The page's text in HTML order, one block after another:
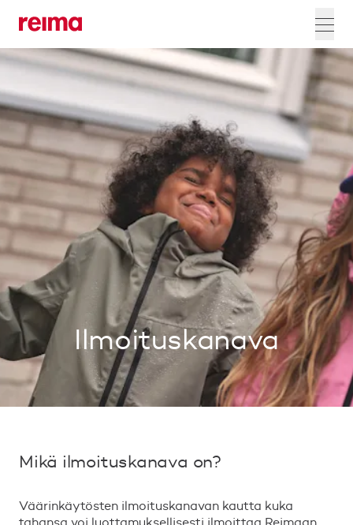
Ilmoituskanava
Mikä ilmoituskanava on?
Väärinkäytösten ilmoituskanavan kautta kuka